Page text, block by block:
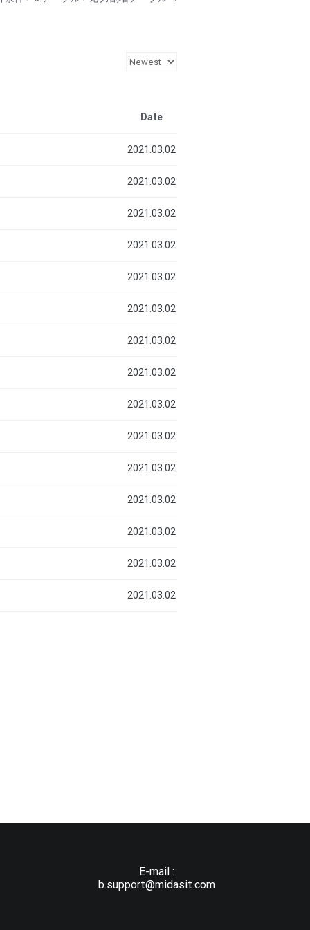
Date
2021.03.02
2021.03.02
2021.03.02
2021.03.02
2021.03.02
2021.03.02
2021.03.02
2021.03.02
2021.03.02
2021.03.02
2021.03.02
2021.03.02
2021.03.02
2021.03.02
2021.03.02
E-mail :
b.support@midasit.com